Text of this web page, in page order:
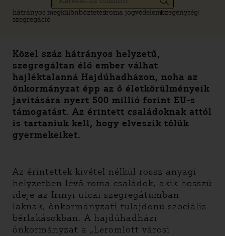
hátrányos megkülönböztetésroma jogvédelemszegénység
szegregáció
Közel száz hátrányos helyzetű,
szegregáltan élő ember válhat
hajléktalanná Hajdúhadházon, noha az
önkormányzat épp az ő életkörülményeik
javítására nyert 500 millió forint EU-s
támogatást. Az érintett családoknak attól
is tartaniuk kell, hogy elveszik tőlük
gyermekeiket.
Az érintettek kivétel nélkül rossz anyagi
helyzetben lévő roma családok, akik hosszú
ideje az Irinyi utcai szegregátumban
laknak, önkormányzati tulajdonú szociális
bérlakásokban. A hajdúhadházi
önkormányzat a „Leromlott városi